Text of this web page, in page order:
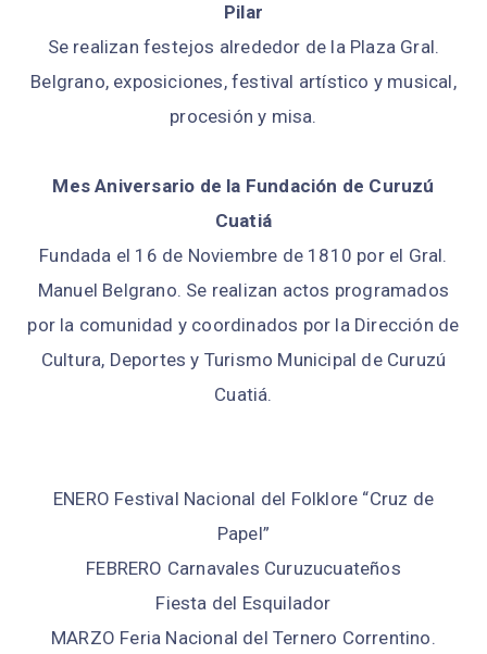
Pilar
Se realizan festejos alrededor de la Plaza Gral.
Belgrano, exposiciones, festival artístico y musical,
procesión y misa.
Mes Aniversario de la Fundación de Curuzú
Cuatiá
Fundada el 16 de Noviembre de 1810 por el Gral.
Manuel Belgrano. Se realizan actos programados
por la comunidad y coordinados por la Dirección de
Cultura, Deportes y Turismo Municipal de Curuzú
Cuatiá.
ENERO Festival Nacional del Folklore “Cruz de
Papel”
FEBRERO Carnavales Curuzucuateños
Fiesta del Esquilador
MARZO Feria Nacional del Ternero Correntino.